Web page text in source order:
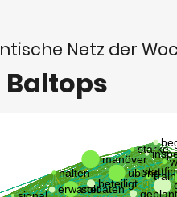
Netz der
Baltops